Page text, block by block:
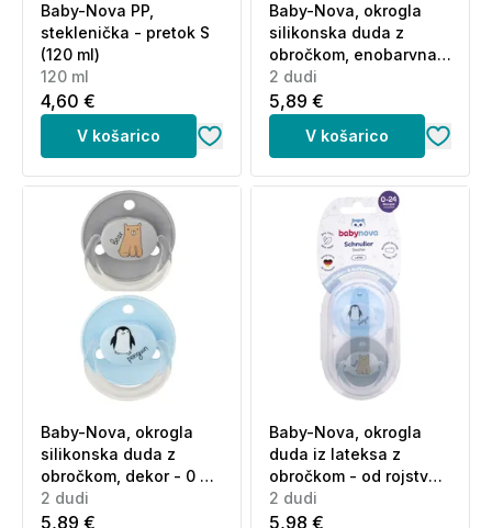
Baby-Nova PP,
steklenička - pretok S
(120 ml)
120 ml
4,60 €
V košarico
Baby-Nova, okrogla
silikonska duda z
obročkom, enobarvna -
0 do 24 mesecev (2
dudi)
2 dudi
5,89 €
V košarico
Baby-Nova, okrogla
silikonska duda z
obročkom, dekor - 0 do
24 mesecev (2 dudi)
2 dudi
5,89 €
Baby-Nova, okrogla
duda iz lateksa z
obročkom - od rojstva
dalje (2 dudi)
2 dudi
5,98 €